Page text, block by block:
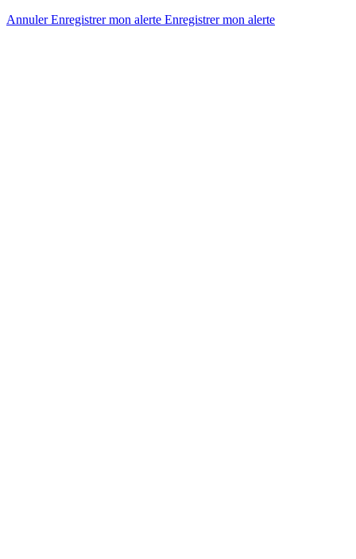
AnnulerEnregistrer mon alerte Enregistrermon alerte